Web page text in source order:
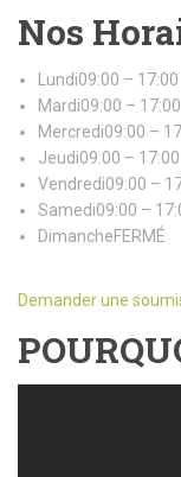
Nos
Lundi09:00 – 17:00
Mardi09:00 – 17:00
Mercredi09:00 –
Jeudi09:00 – 17:00
Vendredi09:00 –
Samedi09:00 –
DimancheFERMÉ
Demander une